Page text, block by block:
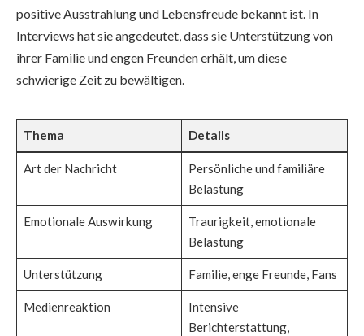
positive Ausstrahlung und Lebensfreude bekannt ist. In
Interviews hat sie angedeutet, dass sie Unterstützung von
ihrer Familie und engen Freunden erhält, um diese
schwierige Zeit zu bewältigen.
Thema Details
Art der Nachricht
Persönliche und familiäre
Belastung
Emotionale Auswirkung
Traurigkeit, emotionale
Belastung
Unterstützung Familie, enge Freunde, Fans
Medienreaktion
Intensive
Berichterstattung,